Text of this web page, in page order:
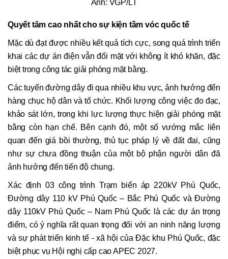
Ảnh: VGP/LT
Quyết tâm cao nhất cho sự kiện tầm vóc quốc tế
Mặc dù đạt được nhiều kết quả tích cực, song quá trình triển
khai các dự án điện vẫn đối mặt với không ít khó khăn, đặc
biệt trong công tác giải phóng mặt bằng.
Các tuyến đường dây đi qua nhiều khu vực, ảnh hưởng đến
hàng chục hộ dân và tổ chức. Khối lượng công việc đo đạc,
khảo sát lớn, trong khi lực lượng thực hiện giải phóng mặt
bằng còn hạn chế. Bên cạnh đó, một số vướng mắc liên
quan đến giá bồi thường, thủ tục pháp lý về đất đai, cũng
như sự chưa đồng thuận của một bộ phận người dân đã
ảnh hưởng đến tiến độ chung.
Xác định 03 công trình Trạm biến áp 220kV Phú Quốc,
Đường dây 110 kV Phú Quốc – Bắc Phú Quốc và Đường
dây 110kV Phú Quốc – Nam Phú Quốc là các dự án trọng
điểm, có ý nghĩa rất quan trọng đối với an ninh năng lượng
và sự phát triển kinh tế - xã hội của Đặc khu Phú Quốc, đặc
biệt phục vụ Hội nghị cấp cao APEC 2027.